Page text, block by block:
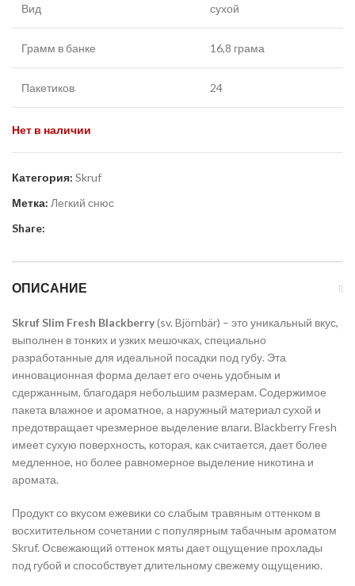
Вид сухой
Грамм в банке 16,8 грама
Пакетиков 24
Нет в наличии
Категория: Skruf
Метка: Легкий снюс
Share:
ОПИСАНИЕ
Skruf Slim Fresh Blackberry(sv. Björnbär) – это уникальный вкус,
выполнен в тонких и узких мешочках, специально
разработанные для идеальной посадки под губу. Эта
инновационная форма делает его очень удобным и
сдержанным, благодаря небольшим размерам. Содержимое
пакета влажное и ароматное, а наружный материал сухой и
предотвращает чрезмерное выделение влаги. Blackberry Fresh
имеет сухую поверхность, которая, как считается, дает более
медленное, но более равномерное выделение никотина и
аромата.
Продукт со вкусом ежевики со слабым травяным оттенком в
восхитительном сочетании с популярным табачным ароматом
Skruf. Освежающий оттенок мяты дает ощущение прохлады
под губой и способствует длительному свежему ощущению.